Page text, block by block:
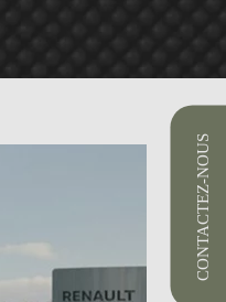
CONTACTEZ-NOUS